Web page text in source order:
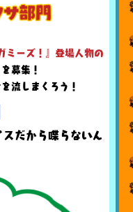
ミーズ！』登場人物の
を募集！
流しまくろう！
だから喋らないん